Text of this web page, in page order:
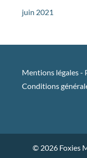
juin 2021
Mentions légales-
Conditions
© 2026 Foxies